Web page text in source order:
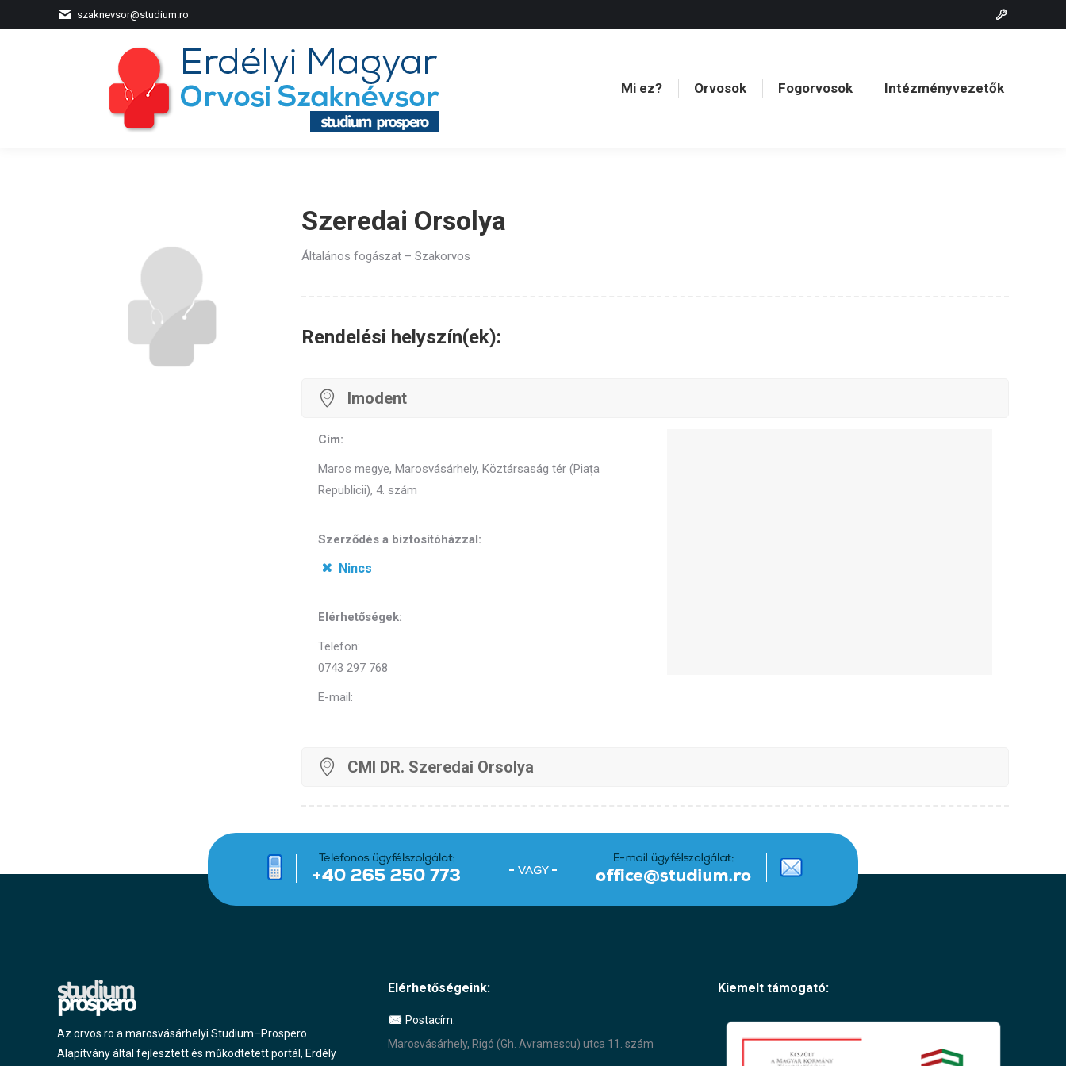
szaknevsor@studium.ro
Mi ez? Orvosok Fogorvosok Intézményvezetők
Szeredai Orsolya
Általános fogászat – Szakorvos
Rendelési helyszín(ek):
Imodent
Cím:
Maros megye, Marosvásárhely, Köztársaság tér (Piața
Republicii), 4. szám
Szerződés a biztosítóházzal:
Nincs
Elérhetőségek:
Telefon:
0743 297 768
E-mail:
CMI DR. Szeredai Orsolya
Az orvos.ro a marosvásárhelyi Studium–Prospero
Alapítvány által fejlesztett és működtetett portál, Erdély
Elérhetőségeink:
Postacím:
Marosvásárhely, Rigó (Gh. Avramescu) utca 11. szám
Kiemelt támogató:
Mi ez? Orvosok Fogorvosok Intézményvezetők